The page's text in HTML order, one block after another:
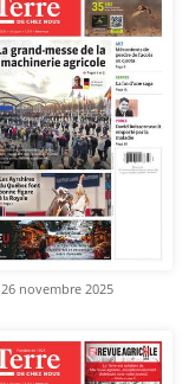
26 novembre 2025